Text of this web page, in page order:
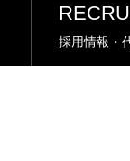
採用情報・